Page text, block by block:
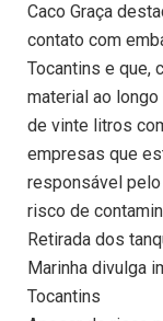
Caco Graça
contato com
Tocantins e que,
material ao
de vinte litros
empresas que
responsável
risco de
Retirada dos
Marinha divulga
Tocantins